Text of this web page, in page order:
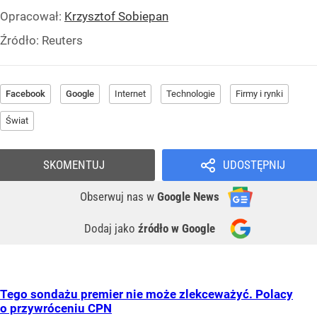
Opracował: Krzysztof Sobiepan
Źródło: Reuters
Facebook Google Internet Technologie Firmy i rynki
Świat
UDOSTĘPNIJ
Obserwuj nas w Google News
Dodaj jako źródło w Google
SKOMENTUJ
Tego sondażu premier nie może zlekceważyć. Polacy
o przywróceniu CPN